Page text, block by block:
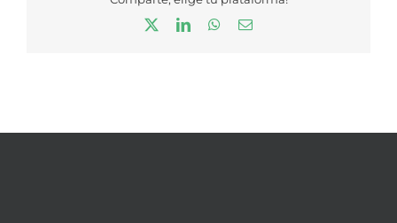
LinkedInWhatsApp
Correo